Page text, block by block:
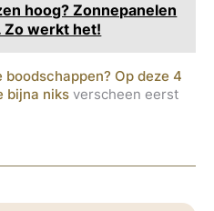
hoog? Zonnepanelen
werkt het!
boodschappen? Op deze 4
bijna niks verscheen eerst